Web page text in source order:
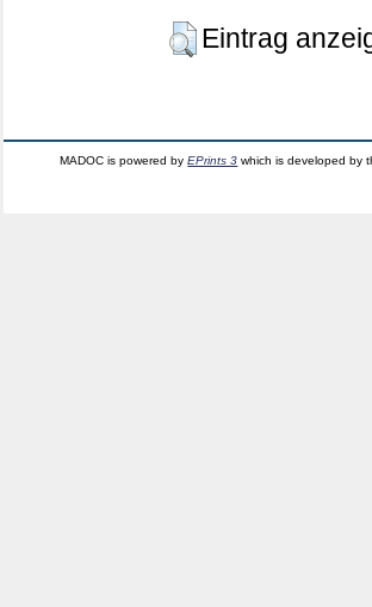
Eintrag
MADOC is powered byEPrints 3 which is developed by